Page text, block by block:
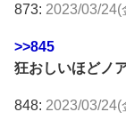
873: 2023/03/24(
>>845
狂おしいほどノ
848: 2023/03/